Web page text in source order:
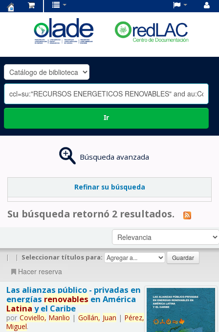
OLADE
-
Ir
Búsqueda avanzada
Refinar su búsqueda
Su búsqueda retornó 2 resultados.
| | Seleccionar títulos para:
Hacer reserva
Las alianzas público - privadas en
energías renovables en América
Latina y el Caribe
por Coviello, Manlio | Gollán, Juan | Pérez,
Miguel.